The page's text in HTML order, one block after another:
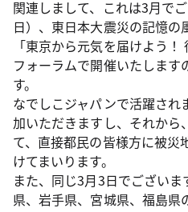
関連しまして、これは3月で
日）、東日本大震災の記憶の
「東京から元気を届けよう
フォーラムで開催いたします
す。
なでしこジャパンで活躍さ
加いただきますし、それから
て、直接都民の皆様方に被災
けてまいります。
また、同じ3月3日でござい
県、岩手県、宮城県、福島県